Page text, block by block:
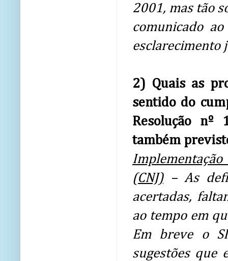
2001, mas tão
comunicado
esclarecimento
2) Quais as
sentido do
Resolução nº
também
Implementação
(CNJ)– As
acertadas,
ao tempo em
Em breve o
sugestões que